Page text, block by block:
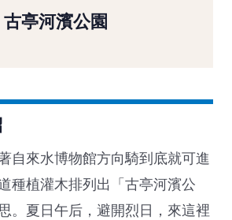
古亭河濱公園
自來水博物館方向騎到底就可進
種植灌木排列出「古亭河濱公
。夏日午后，避開烈日，來這裡